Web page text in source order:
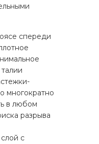
спереди
многократно
в любом
разрыва
с